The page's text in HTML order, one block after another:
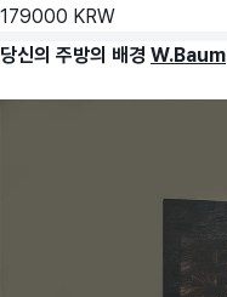
179000 KRW
당신의 주방의 배경 W.Baum